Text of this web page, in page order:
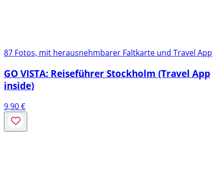
87 Fotos, mit herausnehmbarer Faltkarte und Travel App
GO VISTA: Reiseführer Stockholm (Travel App
inside)
9,90€